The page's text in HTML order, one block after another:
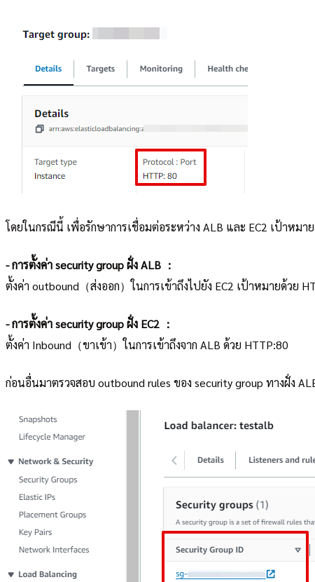
โดยในกรณีนี้ เพื่อรักษาการเชื่อมต่อระหว่าง ALB และ EC2 เป้าหม
- การตั้งค่า security group ฝั่ง ALB ：
ตั้งค่า outbound（ส่งออก）ในการเข้าถึงไปยัง EC2 เป้าหมายด้วย
- การตั้งค่า security group ฝั่ง EC2 ：
ตั้งค่า Inbound（ขาเข้า）ในการเข้าถึงจาก ALB ด้วย HTTP:80
ก่อนอื่นมาตรวจสอบ outbound rules ของ security group ทางฝั่ง